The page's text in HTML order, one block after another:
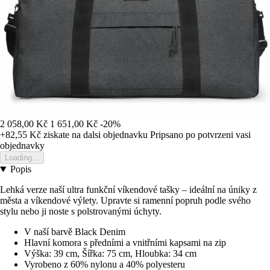
2 058,00 Kč 1 651,00 Kč -20%
+82,55 Kč ziskate na dalsi objednavku Pripsano po potvrzeni vasi
objednavky
Loading...
Popis
Lehká verze naší ultra funkční víkendové tašky – ideální na úniky z
města a víkendové výlety. Upravte si ramenní popruh podle svého
stylu nebo ji noste s polstrovanými úchyty.
V naší barvě Black Denim
Hlavní komora s předními a vnitřními kapsami na zip
Výška: 39 cm, Šířka: 75 cm, Hloubka: 34 cm
Vyrobeno z 60% nylonu a 40% polyesteru